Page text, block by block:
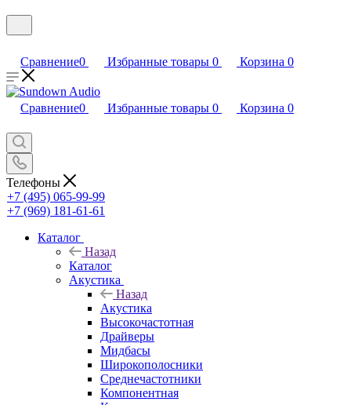
Сравнение0 Избранные товары 0 Корзина 0
Сравнение0 Избранные товары 0 Корзина 0
Телефоны
+7 (495) 065-99-99
+7 (969) 181-61-61
Каталог
Назад
Каталог
Акустика
Назад
Акустика
Высокочастотная
Драйверы
Мидбасы
Широкополосники
Среднечастотники
Компонентная